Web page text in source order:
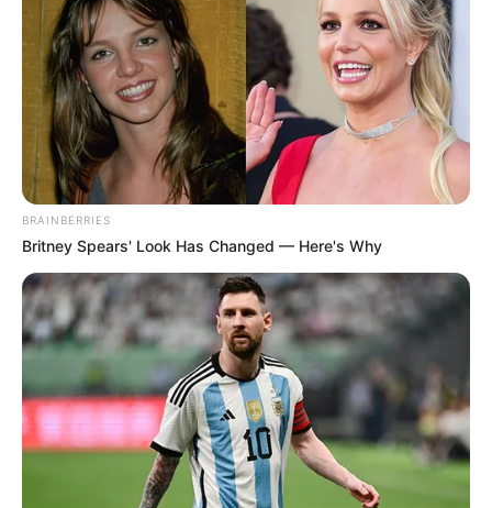
BRAINBERRIES
Britney Spears' Look Has Changed — Here's Why